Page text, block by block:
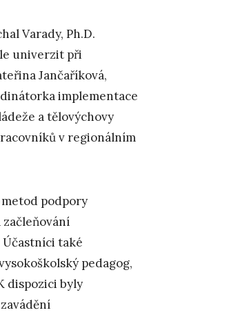
Varady, Ph.D.
univerzit při
Jančaříková,
implementace
a tělovýchovy
v regionálním
podpory
také
pedagog,
dispozici byly